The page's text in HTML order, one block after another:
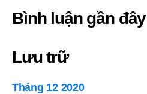
Bình luận gần đây
Lưu trữ
Tháng 12 2020